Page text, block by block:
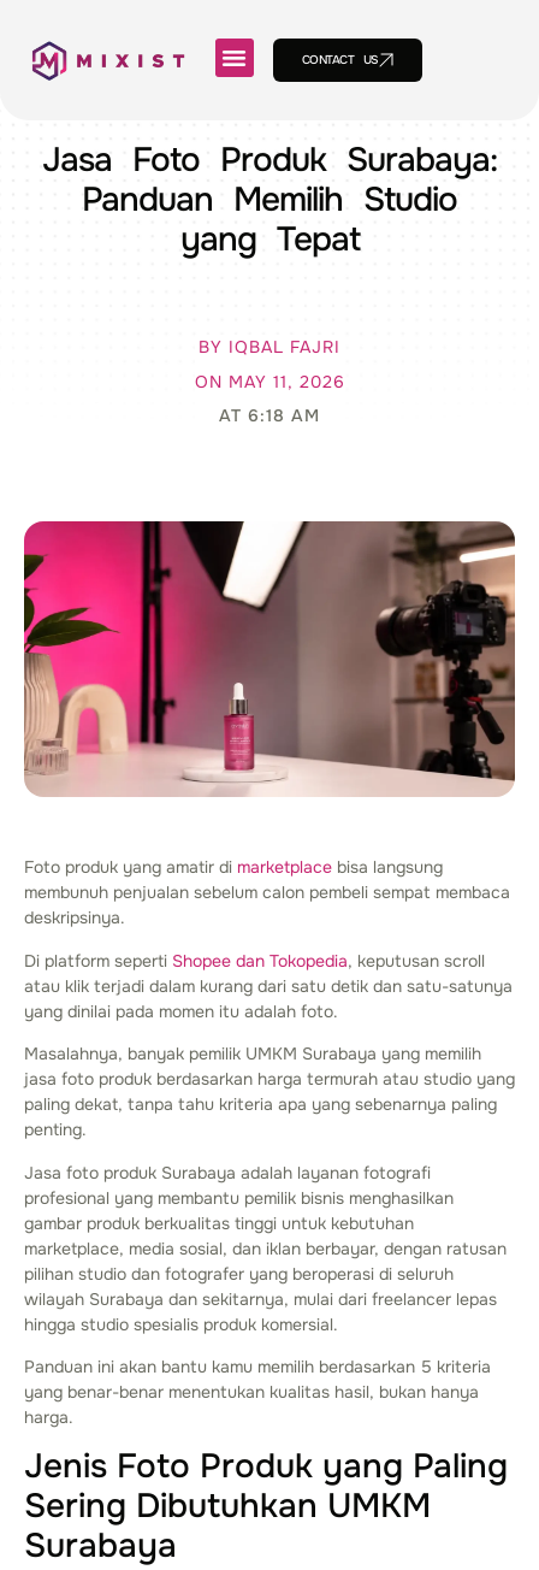
CONTACT US
Jasa Foto Produk Surabaya:
Panduan Memilih Studio
yang Tepat
BY IQBAL FAJRI
ON MAY 11, 2026
AT 6:18 AM
Foto produk yang amatir di marketplace bisa langsung
membunuh penjualan sebelum calon pembeli sempat membaca
deskripsinya.
Di platform seperti Shopee dan Tokopedia, keputusan scroll
atau klik terjadi dalam kurang dari satu detik dan satu-satunya
yang dinilai pada momen itu adalah foto.
Masalahnya, banyak pemilik UMKM Surabaya yang memilih
jasa foto produk berdasarkan harga termurah atau studio yang
paling dekat, tanpa tahu kriteria apa yang sebenarnya paling
penting.
Jasa foto produk Surabaya adalah layanan fotografi
profesional yang membantu pemilik bisnis menghasilkan
gambar produk berkualitas tinggi untuk kebutuhan
marketplace, media sosial, dan iklan berbayar, dengan ratusan
pilihan studio dan fotografer yang beroperasi di seluruh
wilayah Surabaya dan sekitarnya, mulai dari freelancer lepas
hingga studio spesialis produk komersial.
Panduan ini akan bantu kamu memilih berdasarkan 5 kriteria
yang benar-benar menentukan kualitas hasil, bukan hanya
harga.
Jenis Foto Produk yang Paling
Sering Dibutuhkan UMKM
Surabaya